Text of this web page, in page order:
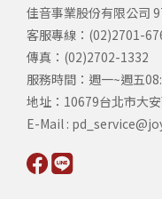
佳音事業股份有限公司
客服專線：(02)2701-
傳真：(02)2702-1332
服務時間：週一~週五
地址：10679台北市大
​E-Mail :